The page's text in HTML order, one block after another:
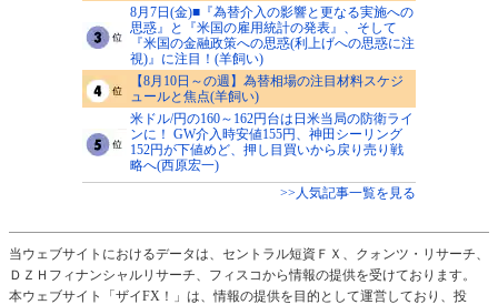
8月7日(金)■『為替介入の影響と更なる実施への
思惑』と『米国の雇用統計の発表』、そして
『米国の金融政策への思惑(利上げへの思惑に注
視)』に注目！(羊飼い)
【8月10日～の週】為替相場の注目材料スケジ
ュールと焦点(羊飼い)
米ドル/円の160～162円台は日米当局の防衛ライ
ンに！ GW介入時安値155円、神田シーリング
152円が下値めど、押し目買いから戻り売り戦
略へ(西原宏一)
>>人気記事一覧を見る
当ウェブサイトにおけるデータは、セントラル短資ＦＸ、クォンツ・リサーチ、
ＤＺＨフィナンシャルリサーチ、フィスコから情報の提供を受けております。
本ウェブサイト「ザイFX！」は、情報の提供を目的として運営しており、投